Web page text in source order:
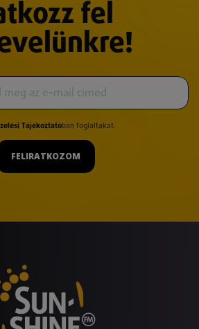
fel
Tájékoztatóban foglaltakat.
FELIRATKOZOM